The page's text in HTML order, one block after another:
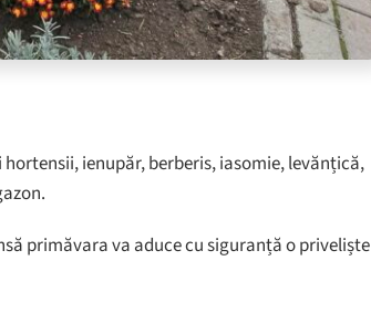
ienupăr, berberis, iasomie, levănțică,
primăvara va aduce cu siguranță o priveliște